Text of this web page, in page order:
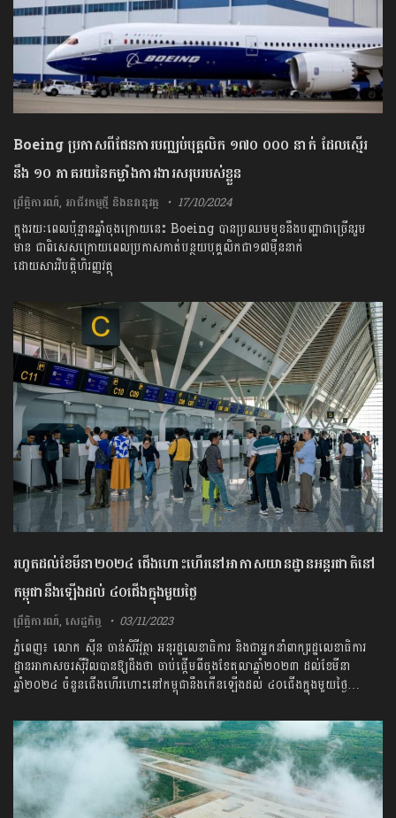
Boeing ប្រកាសពីផែនការបញ្ឈប់បុគ្គលិក ១៧០ ០០០ នាក់ ដែលស្មើរ
នឹង ១០ ភាគរយនៃកម្លាំងការងារសរុបរបស់ខ្លួន
ព្រឹត្តិការណ៍, អាជីវកម្មថ្មី និងនវានុវត្ត 17/10/2024
ក្នុងរយៈពេលប៉ុន្មានឆ្នាំចុងក្រោយនេះ Boeing បានប្រឈមមុខនឹងបញ្ហាជាច្រើនរួម
មាន ជាពិសេសក្រោយពេលប្រកាសកាត់បន្ថយបុគ្គលិកជា១៧ម៉ឺននាក់
ដោយសារវិបត្តិហិរញ្ញវត្ថុ
រហូតដល់ខែមីនា២០២៤ ជើងហោះហើរនៅអាកាសយានដ្ឋានអន្តរជាតិនៅ
កម្ពុជានឹងឡើងដល់ ៤០ជើងក្នុងមួយថ្ងៃ
ព្រឹត្តិការណ៍,សេដ្ឋកិច្ច 03/11/2023
ភ្នំពេញ៖ លោក ស៊ីន ចាន់សិរីវុត្ថា អនុរដ្ឋលេខាធិការ និងជាអ្នកនាំពាក្យរដ្ឋលេខាធិការ
ដ្ឋានអាកាសចរស៊ីវិលបានឱ្យដឹងថា ចាប់ផ្តើមពីចុងខែតុលាឆ្នាំ២០២៣ ដល់ខែមីនា
ឆ្នាំ២០២៤ ចំនួនជើងហើរហោះនៅកម្ពុជានឹងកើនឡើងដល់ ៤០ជើងក្នុងមួយថ្ងៃ…